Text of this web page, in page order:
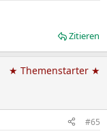
Zitieren
★ Themenstarter ★
#65